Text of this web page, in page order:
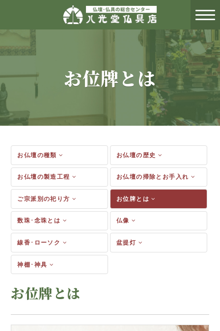
お位牌とは
お仏壇の種類 お仏壇の歴史
お仏壇の製造工程 お仏壇の掃除とお手入れ
ご宗派別の祀り方 お位牌とは
数珠･念珠とは 仏像
線香･ローソク 盆提灯
神棚･神具
お位牌とは